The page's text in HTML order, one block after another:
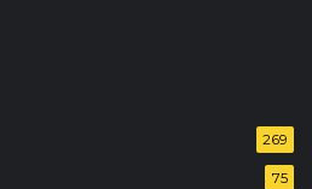
269
75